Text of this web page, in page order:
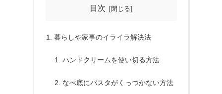
目次
暮らしや家事のイライラ解決法
ハンドクリームを使い切る方法
なべ底にパスタがくっつかない方法